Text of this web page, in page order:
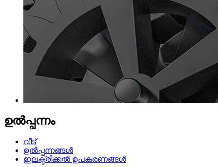
ഉൽപ്പന്നം
വീട്
ഉൽപ്പന്നങ്ങൾ
ഇലക്ട്രിക്കൽ ഉപകരണങ്ങൾ